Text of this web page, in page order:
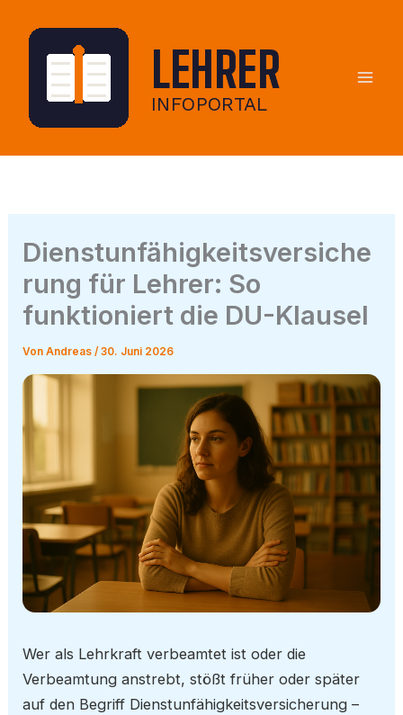
Inhalt
springen
Dienstunfähigkeitsversiche
rung für Lehrer: So
funktioniert die DU-Klausel
VonAndreas/30. Juni 2026
Wer als Lehrkraft verbeamtet ist oder die
Verbeamtung anstrebt, stößt früher oder später
auf den Begriff Dienstunfähigkeitsversicherung –